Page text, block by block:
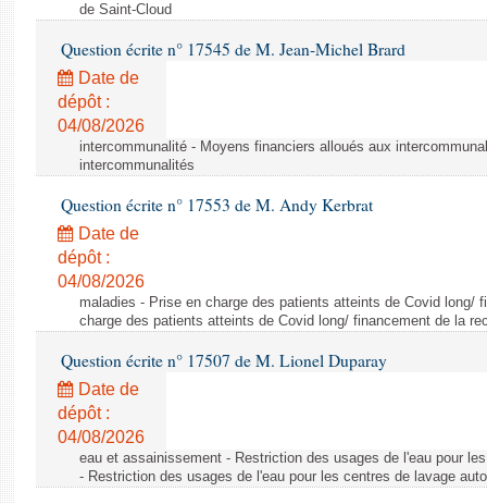
de Saint-Cloud
Question écrite n° 17545 de M. Jean-Michel Brard
Date de
dépôt :
04/08/2026
intercommunalité - Moyens financiers alloués aux
intercommunalités
Question écrite n° 17553 de M. Andy Kerbrat
Date de
dépôt :
04/08/2026
maladies - Prise en charge des patients atteints de Covid long/
charge des patients atteints de Covid long/ financement de la
Question écrite n° 17507 de M. Lionel Duparay
Date de
dépôt :
04/08/2026
eau et assainissement - Restriction des usages de l'eau pour
- Restriction des usages de l'eau pour les centres de lavage